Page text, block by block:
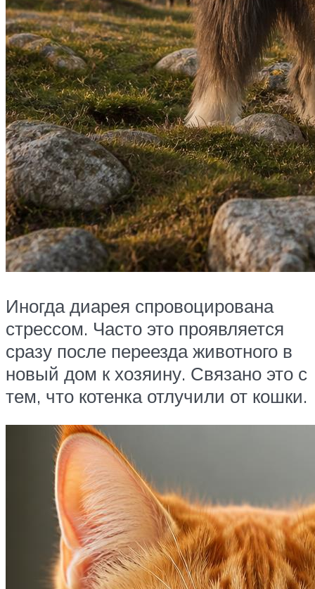
Иногда диарея спровоцирована
стрессом. Часто это проявляется
сразу после переезда животного в
новый дом к хозяину. Связано это с
тем, что котенка отлучили от кошки.